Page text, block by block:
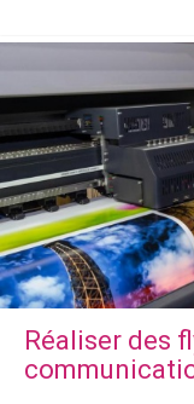
Réaliser des